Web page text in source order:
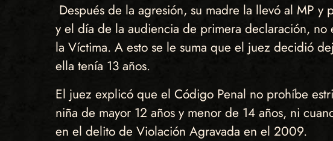
Después de la agresión, su madre la llevó al MP y
y el día de la audiencia de primera declaración,
la Víctima. A esto se le suma que el juez decidió
ella tenía 13 años.
El juez explicó que el Código Penal no prohíbe
niña de mayor 12 años y menor de 14 años, ni
en el delito de Violación Agravada en el 2009.